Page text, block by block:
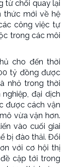
từ chối quay lại
thức mới về hệ
công việc tự
trong các môi
cho đến thời
tỷ đồng được
nhỏ trong thời
đại dịch
được cách vận
vừa vặn hơn.
vào cuối giai
bị đào thải. Đổi
với cơ hội thị
cập tới trong